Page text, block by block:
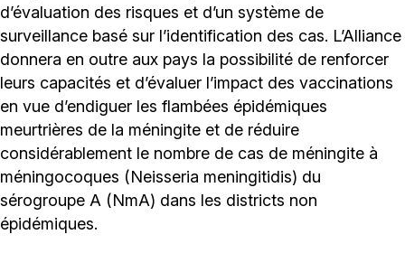
d’évaluation des risques et d’un système de
surveillance basé sur l’identification des cas. L’Alliance
donnera en outre aux pays la possibilité de renforcer
leurs capacités et d’évaluer l’impact des vaccinations
en vue d’endiguer les flambées épidémiques
meurtrières de la méningite et de réduire
considérablement le nombre de cas de méningite à
méningocoques (Neisseria meningitidis) du
sérogroupe A (NmA) dans les districts non
épidémiques.